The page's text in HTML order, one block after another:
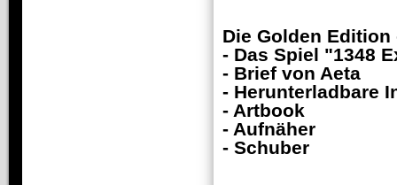
Die Golden
- Das Spiel "1348
- Brief von Aeta
- Herunterladbare
- Artbook
- Aufnäher
- Schuber